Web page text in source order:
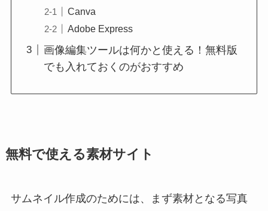
Canva
Adobe Express
画像編集ツールは何かと使える！無料版
でも入れておくのがおすすめ
無料で使える素材サイト
サムネイル作成のためには、まず素材となる写真